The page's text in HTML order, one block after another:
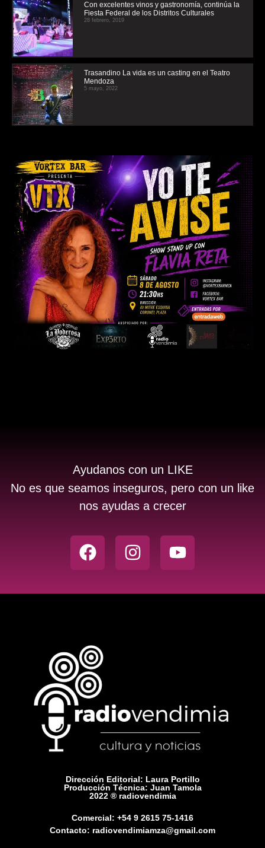
Con excelentes vinos y gastronomía, continúa la
Fiesta Federal de los Distritos Culturales
28 febrero, 2019
Trasandino La vida es un casting en el Teatro
Mendoza
5 mayo, 2022
Ayudanos con un LIKE
No es que seamos inseguros, pero con un like
nos ayudas a crecer
Dirección Editorial: Laura Portillo
Producción Técnica: Juan Tamola
2022 ® radiovendimia
Comercial: +54 9 2615 75-1416
Contacto: radiovendimiamza@gmail.com